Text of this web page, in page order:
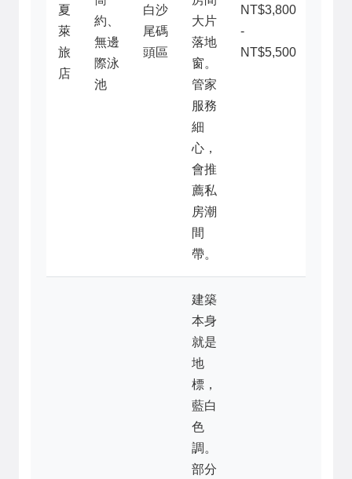
夏
萊
旅
店
約、
無邊
際泳
池
白沙
尾碼
頭區
大片
落地
窗。
管家
服務
細
心，
會推
薦私
房潮
間
帶。
NT$3,800
-
NT$5,500
建築
本身
就是
地
標，
藍白
色
調。
部分